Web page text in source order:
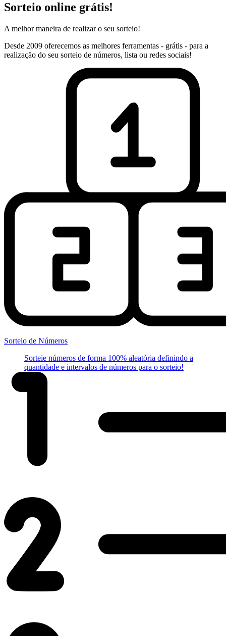
Sorteio online grátis!
A melhor maneira de realizar o seu sorteio!
Desde 2009 oferecemos as melhores ferramentas - grátis - para a
realização do seu sorteio de números, lista ou redes sociais!
Sorteio de Números
Sorteie números de forma 100% aleatória definindo a
quantidade e intervalos de números para o sorteio!